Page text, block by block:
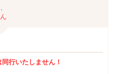
行いたしません！